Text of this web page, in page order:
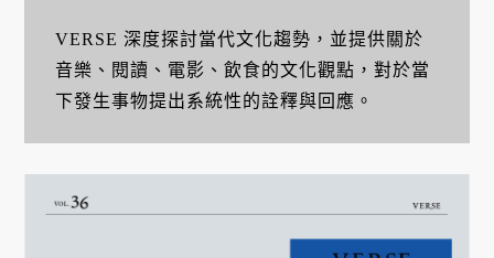
VERSE 深度探討當代文化趨勢，並提供關於
音樂、閱讀、電影、飲食的文化觀點，對於當
下發生事物提出系統性的詮釋與回應。